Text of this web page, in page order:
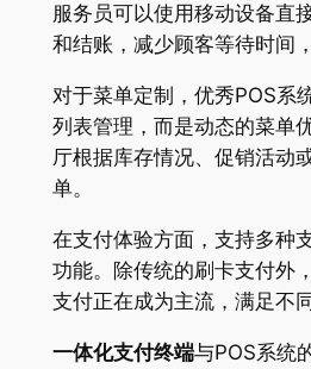
服务员可以使用移动设备直
和结账，减少顾客等待时间
对于菜单定制，优秀POS系
列表管理，而是动态的菜单
厅根据库存情况、促销活动
单。
在支付体验方面，支持多种
功能。除传统的刷卡支付外
支付正在成为主流，满足不
一体化支付终端与POS系统